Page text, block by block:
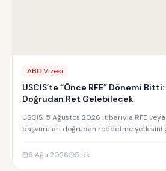
ABD Vizesi
USCIS’te “Önce RFE” Dönemi
Doğrudan Ret Gelebilecek
USCIS, 5 Ağustos 2026 itibarıyla RFE
başvuruları doğrudan reddetme yetkisini
6 Ağu 2026
5 dk